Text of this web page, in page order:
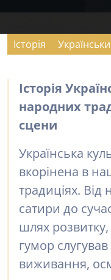
Історія
Історія
народних
сцени
Українська
вкорінена в
традиціях. Від
сатири до
шлях
гумор
виживання,